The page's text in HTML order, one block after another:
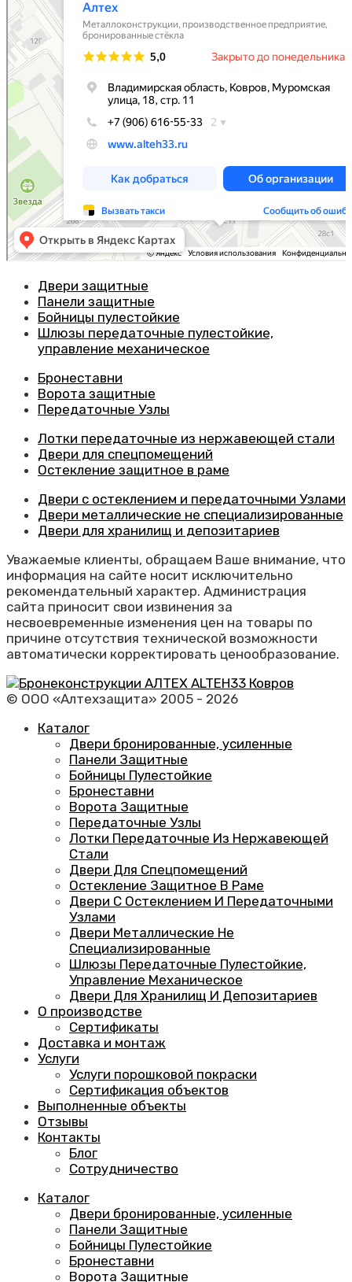
Двери защитные
Панели защитные
Бойницы пулестойкие
Шлюзы передаточные пулестойкие,
управление механическое
Бронеставни
Ворота защитные
Передаточные Узлы
Лотки передаточные из нержавеющей стали
Двери для спецпомещений
Остекление защитное в раме
Двери с остеклением и передаточными Узлами
Двери металлические не специализированные
Двери для хранилищ и депозитариев
Уважаемые клиенты, обращаем Ваше внимание, что
информация на сайте носит исключительно
рекомендательный характер. Администрация
сайта приносит свои извинения за
несвоевременные изменения цен на товары по
причине отсутствия технической возможности
автоматически корректировать ценообразование.
© ООО «Алтехзащита» 2005 - 2026
Каталог
Двери бронированные, усиленные
Панели Защитные
Бойницы Пулестойкие
Бронеставни
Ворота Защитные
Передаточные Узлы
Лотки Передаточные Из Нержавеющей
Стали
Двери Для Спецпомещений
Остекление Защитное В Раме
Двери С Остеклением И Передаточными
Узлами
Двери Металлические Не
Специализированные
Шлюзы Передаточные Пулестойкие,
Управление Механическое
Двери Для Хранилищ И Депозитариев
О производстве
Сертификаты
Доставка и монтаж
Услуги
Услуги порошковой покраски
Сертификация объектов
Выполненные объекты
Отзывы
Контакты
Блог
Сотрудничество
Каталог
Двери бронированные, усиленные
Панели Защитные
Бойницы Пулестойкие
Бронеставни
Ворота Защитные